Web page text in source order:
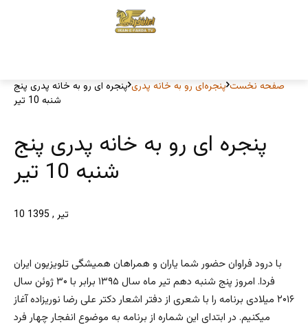
صفحه نخست پنجره‌ای رو به خانه پدری پنجره ای رو به خانه پدری پنج
شنبه 10 تیر
پنجره ای رو به خانه پدری پنج
شنبه 10 تیر
10 تیر , 1395
با درود فراوان حضور شما یاران و همراهان همیشگی تلویزیون ایران
فردا. امروز پنج شنبه دهم تیر ماه سال ۱۳۹۵ برابر با ۳۰ ژوئن سال
۲۰۱۶ میلادی برنامه را با شعری از دفتر اشعار دکتر علی رضا نوریزاده آغاز
میکنیم. در ابتدای این شماره از برنامه به موضوع انفجار چهار فرد